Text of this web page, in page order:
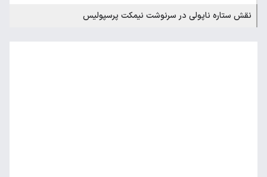
نقش ستاره ناپولی در سرنوشت نیمکت پرسپولیس